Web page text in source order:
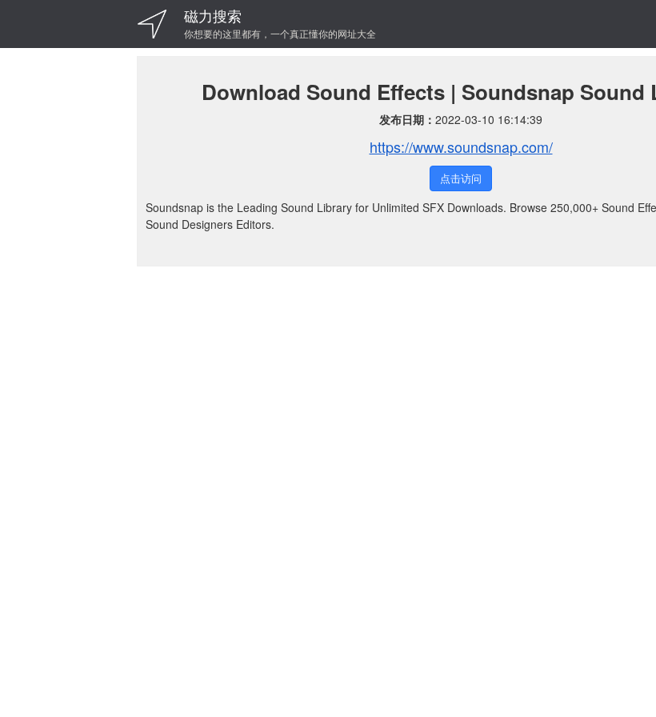
磁力搜索
你想要的这里都有，一个真正懂你的网址大全
Download Sound Effects | Soundsnap Sound
发布日期： 2022-03-10 16:14:39
https://www.soundsnap.com/
点击访问
Soundsnap is the Leading Sound Library for Unlimited SFX Downloads. Browse 250,000+ Sound
Sound Designers Editors.